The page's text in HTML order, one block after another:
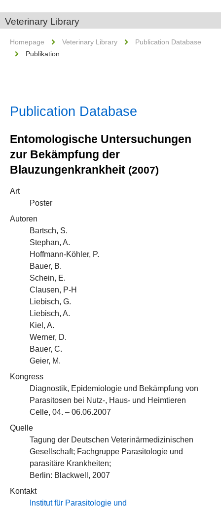
Veterinary Library
Homepage Veterinary Library
Publication Database
Publikation
Publication Database
Entomologische Untersuchungen
zur Bekämpfung der
Blauzungenkrankheit (2007)
Art
Poster
Autoren
Bartsch, S.
Stephan, A.
Hoffmann-Köhler, P.
Bauer, B.
Schein, E.
Clausen, P-H
Liebisch, G.
Liebisch, A.
Kiel, A.
Werner, D.
Bauer, C.
Geier, M.
Kongress
Diagnostik, Epidemiologie und Bekämpfung von
Parasitosen bei Nutz-, Haus- und Heimtieren
Celle, 04. – 06.06.2007
Quelle
Tagung der Deutschen Veterinärmedizinischen
Gesellschaft; Fachgruppe Parasitologie und
parasitäre Krankheiten;
Berlin: Blackwell, 2007
Kontakt
Institut für Parasitologie und